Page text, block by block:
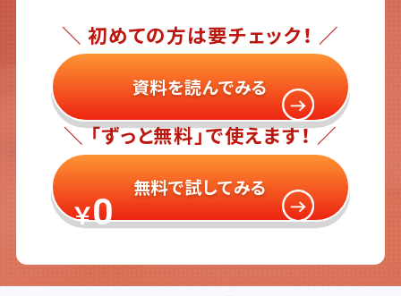
＼ 初めての方は要チェック！ ／
資料を読んでみる
＼ 「ずっと無料」で使えます！ ／
￥0
無料で試してみる